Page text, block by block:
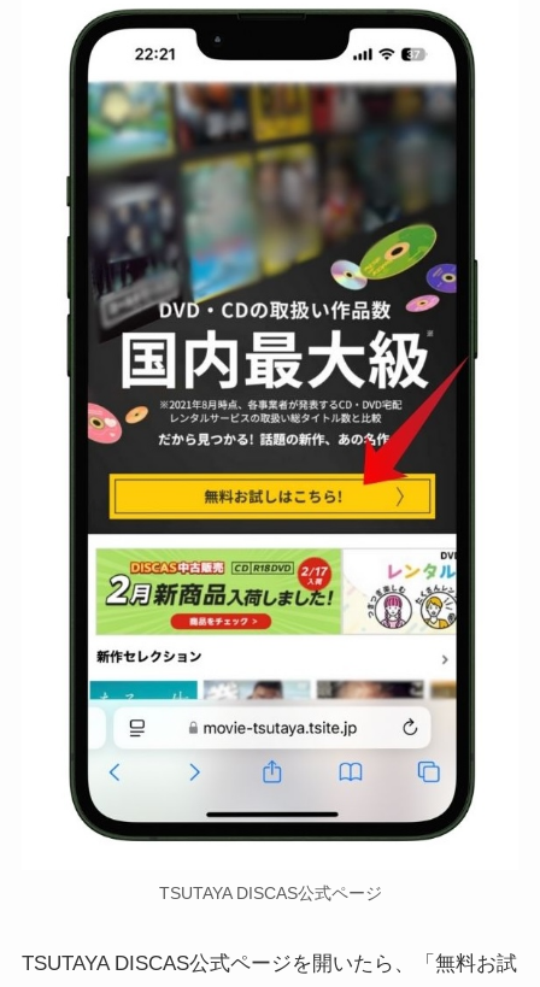
TSUTAYA DISCAS公式ページ
TSUTAYA DISCAS公式ページを開いたら、「無料お試